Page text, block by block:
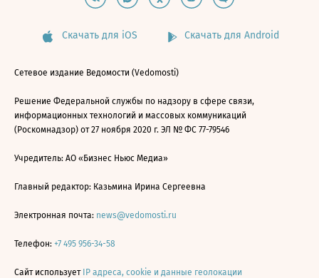
Скачать для iOS Скачать для Android
Сетевое издание Ведомости (Vedomosti)
Решение Федеральной службы по надзору в сфере связи,
информационных технологий и массовых коммуникаций
(Роскомнадзор) от 27 ноября 2020 г. ЭЛ № ФС 77-79546
Учредитель: АО «Бизнес Ньюс Медиа»
Главный редактор: Казьмина Ирина Сергеевна
Электронная почта: news@vedomosti.ru
Телефон: +7 495 956-34-58
Сайт использует IP адреса, cookie и данные геолокации